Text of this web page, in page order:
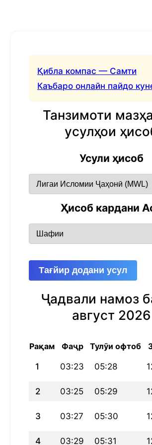
Қибла компас — Самти
Каъбаро онлайн пайдо
Танзимоти
усулҳои
Усули ҳисоб
Ҳисоб кардани
Тағйир додани усул
Ҷадвали намоз
август 2026
Рақам Фаҷр Тулӯи офтоб
1 03:23 05:28
2 03:25 05:29
3 03:27 05:30
4 03:29 05:31